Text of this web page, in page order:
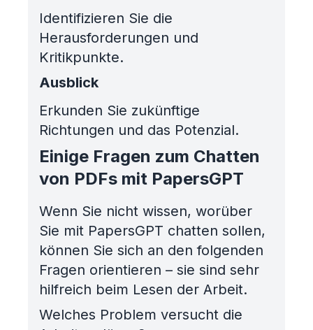
Identifizieren Sie die
Herausforderungen und
Kritikpunkte.
Ausblick
Erkunden Sie zukünftige
Richtungen und das Potenzial.
Einige Fragen zum Chatten
von PDFs mit PapersGPT
Wenn Sie nicht wissen, worüber
Sie mit PapersGPT chatten sollen,
können Sie sich an den folgenden
Fragen orientieren – sie sind sehr
hilfreich beim Lesen der Arbeit.
Welches Problem versucht die